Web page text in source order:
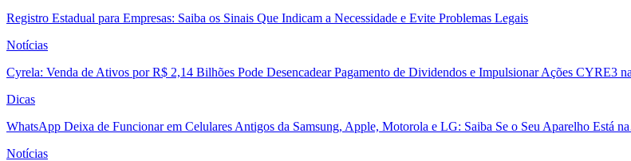
Registro Estadual para Empresas: Saiba os Sinais Que Indicam a Necessidade e Evite Problemas Legais
Notícias
Cyrela: Venda de Ativos por R$ 2,14 Bilhões Pode Desencadear Pagamento de Dividendos e Impulsionar Ações CYRE3
Dicas
WhatsApp Deixa de Funcionar em Celulares Antigos da Samsung, Apple, Motorola e LG: Saiba Se o Seu Aparelho Está
Notícias